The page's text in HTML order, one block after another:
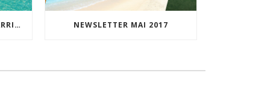
VOTRE CADEAU2RÊVE EST ARRIVÉ ! NEWSLETTER MAI 2017